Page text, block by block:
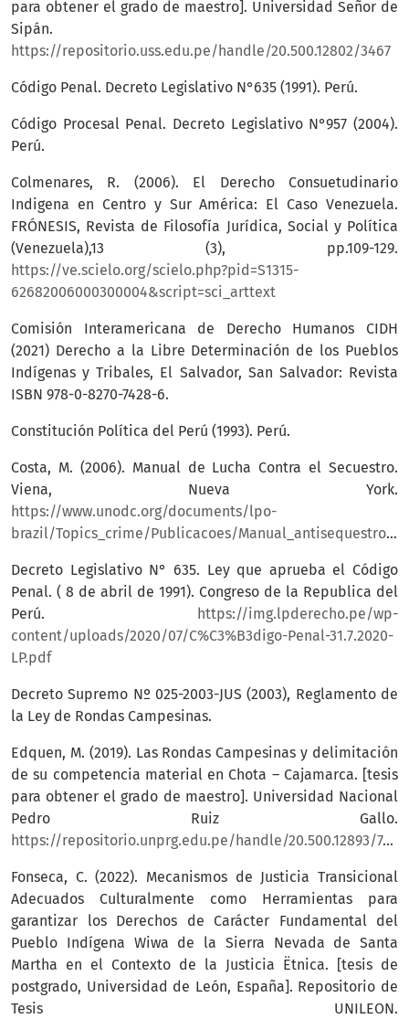
para obtener el grado de maestro]. Universidad Señor de
Sipán.
https://repositorio.uss.edu.pe/handle/20.500.12802/3467
Código Penal. Decreto Legislativo N°635 (1991). Perú.
Código Procesal Penal. Decreto Legislativo N°957 (2004).
Perú.
Colmenares, R. (2006). El Derecho Consuetudinario
Indigena en Centro y Sur América: El Caso Venezuela.
FRÓNESIS, Revista de Filosofía Jurídica, Social y Política
(Venezuela),13 (3), pp.109-129.
https://ve.scielo.org/scielo.php?pid=S1315-
62682006000300004&script=sci_arttext
Comisión Interamericana de Derecho Humanos CIDH
(2021) Derecho a la Libre Determinación de los Pueblos
Indígenas y Tribales, El Salvador, San Salvador: Revista
ISBN 978-0-8270-7428-6.
Constitución Política del Perú (1993). Perú.
Costa, M. (2006). Manual de Lucha Contra el Secuestro.
Viena, Nueva York.
https://www.unodc.org/documents/lpo-
brazil/Topics_crime/Publicacoes/Manual_antisequestro_ONU.pdf
Decreto Legislativo N° 635. Ley que aprueba el Código
Penal. ( 8 de abril de 1991). Congreso de la Republica del
Perú.
https://img.lpderecho.pe/wp-
content/uploads/2020/07/C%C3%B3digo-Penal-31.7.2020-
LP.pdf
Decreto Supremo Nº 025-2003-JUS (2003), Reglamento de
la Ley de Rondas Campesinas.
Edquen, M. (2019). Las Rondas Campesinas y delimitación
de su competencia material en Chota – Cajamarca. [tesis
para obtener el grado de maestro]. Universidad Nacional
Pedro Ruiz Gallo.
https://repositorio.unprg.edu.pe/handle/20.500.12893/7489
Fonseca, C. (2022). Mecanismos de Justicia Transicional
Adecuados Culturalmente como Herramientas para
garantizar los Derechos de Carácter Fundamental del
Pueblo Indígena Wiwa de la Sierra Nevada de Santa
Martha en el Contexto de la Justicia Ëtnica. [tesis de
postgrado, Universidad de León, España]. Repositorio de
Tesis UNILEON.